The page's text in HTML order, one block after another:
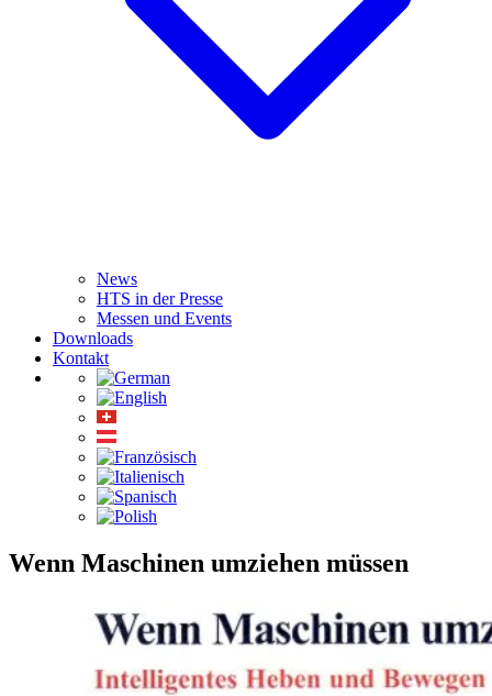
News
HTS in der Presse
Messen und Events
Downloads
Kontakt
Wenn Maschinen umziehen müssen